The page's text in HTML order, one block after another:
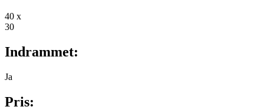
40 x
30
Indrammet:
Ja
Pris: